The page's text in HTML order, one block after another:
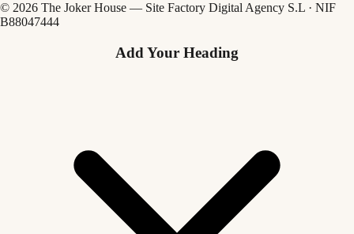
© 2026 The Joker House — Site Factory Digital Agency S.L · NIF
B88047444
Add Your Heading